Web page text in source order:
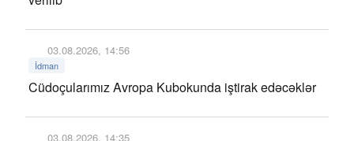
03.08.2026, 14:56
İdman
Cüdoçularımız Avropa Kubokunda iştirak edəcəklər
03.08.2026, 14:35